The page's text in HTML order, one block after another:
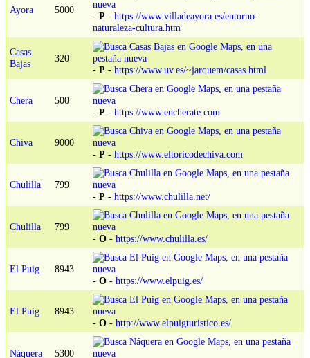
Ayora 5000
- P - https://www.villadeayora.es/entorno-
naturaleza-cultura.htm
Casas
Bajas
320
- P - https://www.uv.es/~jarquem/casas.html
Chera
500
- P - https://www.encherate.com
Chiva
9000
- P - https://www.eltoricodechiva.com
Chulilla
799
- P - https://www.chulilla.net/
Chulilla
799
- O - https://www.chulilla.es/
El Puig
8943
- O - https://www.elpuig.es/
El Puig
8943
- O - http://www.elpuigturistico.es/
Náquera
5300